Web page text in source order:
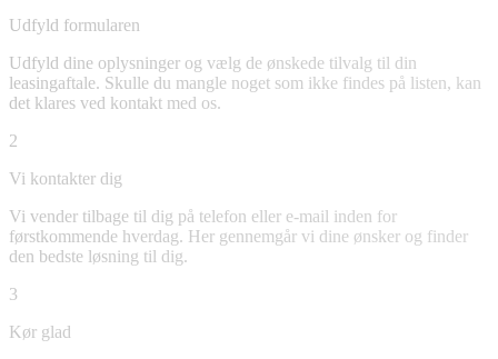
Udfyld formularen
Udfyld dine oplysninger og vælg de ønskede tilvalg til din
leasingaftale. Skulle du mangle noget som ikke findes på listen, kan
det klares ved kontakt med os.
2
Vi kontakter dig
Vi vender tilbage til dig på telefon eller e-mail inden for
førstkommende hverdag. Her gennemgår vi dine ønsker og finder
den bedste løsning til dig.
3
Kør glad